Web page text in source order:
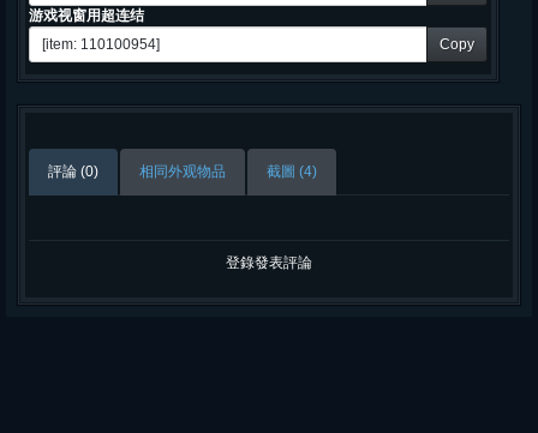
游戏视窗用超连结
Copy
評論 (0) 相同外观物品 截圖 (4)
登錄發表評論